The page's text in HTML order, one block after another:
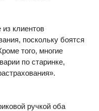
клиентов
поскольку боятся
того, многие
по старинке,
ручкой оба